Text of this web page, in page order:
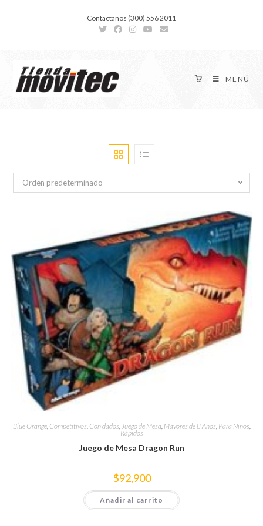
Contactanos (300) 556 2011
MENÚ
Orden predeterminado
Blue Orange, Competitivos Con dados Juego de Mesa Mayores de 8 Años Para Niños
Rápidos
Juego de Mesa Dragon Run
$92,900
Añadir al carrito